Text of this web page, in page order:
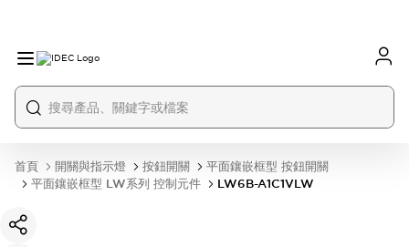
首頁 開關與指示燈 按鈕開關
平面鑲嵌框型 按鈕開關
平面鑲嵌框型 LW系列 控制元件
LW6B-A1C1VLW